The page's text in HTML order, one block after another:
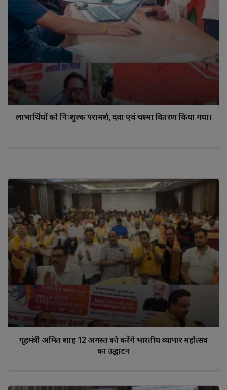
लाभार्थियों को निःशुल्क परामर्श, दवा एवं चश्मा वितरण किया गया।
गृहमंत्री अमित शाह 12 अगस्त को करेंगे भारतीय व्यापार महोत्सव
का उद्घाटन